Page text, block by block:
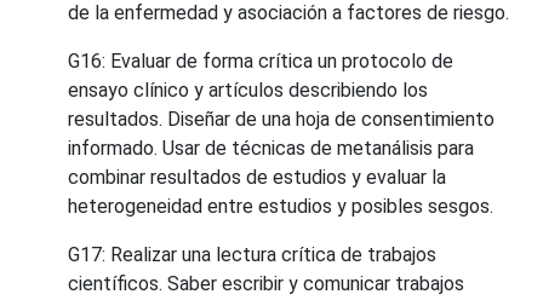
de la enfermedad y asociación a factores de riesgo.
G16: Evaluar de forma crítica un protocolo de
ensayo clínico y artículos describiendo los
resultados. Diseñar de una hoja de consentimiento
informado. Usar de técnicas de metanálisis para
combinar resultados de estudios y evaluar la
heterogeneidad entre estudios y posibles sesgos.
G17: Realizar una lectura crítica de trabajos
científicos. Saber escribir y comunicar trabajos